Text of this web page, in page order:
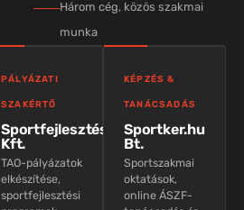
Három cég, közös szakmai
munka
PÁLYÁZATI
SZAKÉRTŐ
Sportfejlesztés
Kft.
TAO-pályázatok
elkészítése,
sportfejlesztési
KÉPZÉS &
TANÁCSADÁS
Sportker.hu
Bt.
Sportszakmai
oktatások,
online ÁSZF-